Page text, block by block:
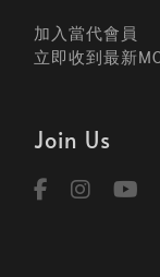
加入當代會員
立即收到最新
Join Us